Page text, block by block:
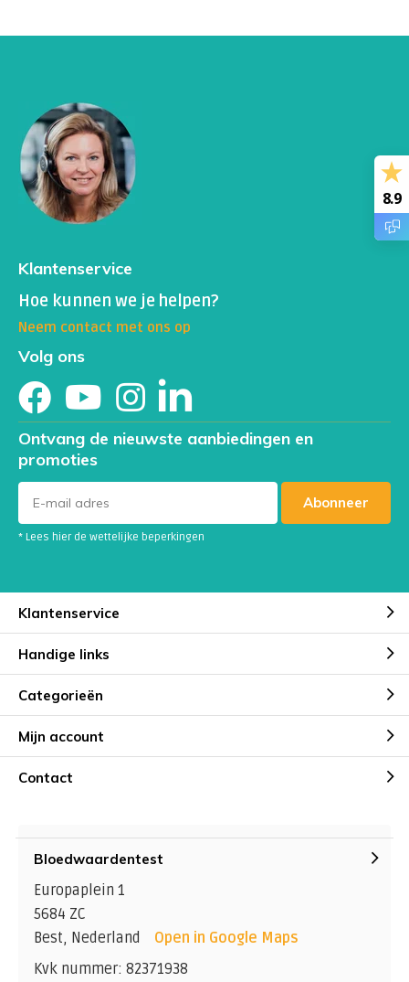
Klantenservice
Hoe kunnen we je helpen?
Neem contact met ons op
Volg ons
Ontvang de nieuwste aanbiedingen en
promoties
Abonneer
* Lees hier de wettelijke beperkingen
Klantenservice
Handige links
Categorieën
Mijn account
Contact
Bloedwaardentest
Europaplein 1
5684 ZC
Best, Nederland
Open in Google Maps
Kvk nummer: 82371938
8.9